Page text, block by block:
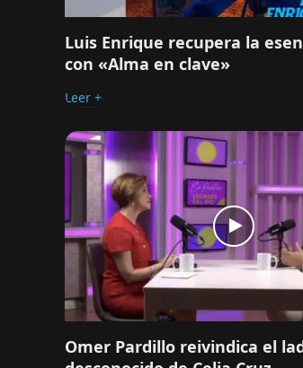
Luis Enrique recupera la
con «Alma en clave»
Leer +
Omer Pardillo reivindica el